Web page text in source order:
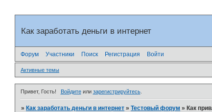
Как заработать деньги в интернет
Форум Участники Поиск Регистрация Войти
Активные темы
Привет, Гость! Войдитеили зарегистрируйтесь.
»Как заработать деньги в интернет »Тестовый форум »Как